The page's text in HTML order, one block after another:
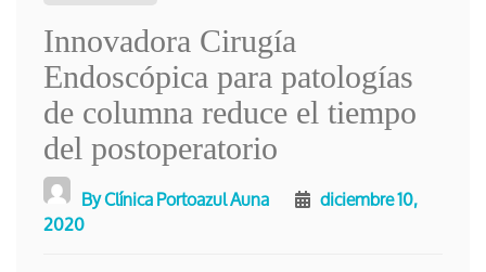
Innovadora Cirugía
Endoscópica para patologías
de columna reduce el tiempo
del postoperatorio
ByClínica Portoazul Auna diciembre 10,
2020